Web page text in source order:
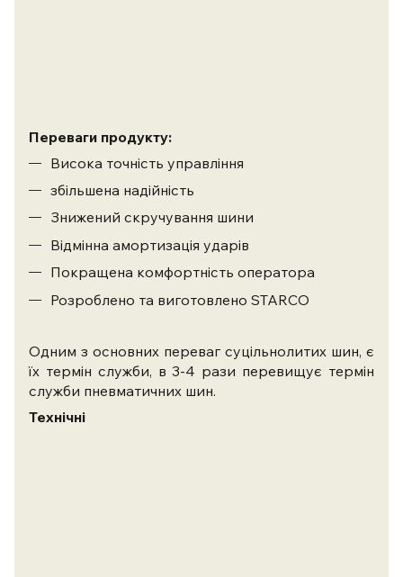
Переваги продукту:
Висока точність управління
збільшена надійність
Знижений скручування шини
Відмінна амортизація ударів
Покращена комфортність оператора
Розроблено та виготовлено STARCO
Одним з основних переваг суцільнолитих шин, є
їх термін служби, в 3-4 рази перевищує термін
служби пневматичних шин.
Технічні